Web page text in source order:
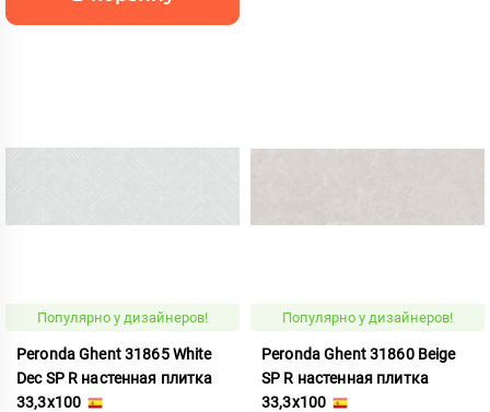
Популярно у дизайнеров!
Peronda Ghent 31865 White
Dec SP R настенная плитка
33,3x100
Популярно у дизайнеров!
Peronda Ghent 31860 Beige
SP R настенная плитка
33,3x100